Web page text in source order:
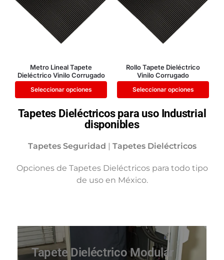
Metro Lineal Tapete
Dieléctrico Vinilo Corrugado
Seleccionar opciones
Rollo Tapete Dieléctrico
Vinilo Corrugado
Seleccionar opciones
Tapetes Dieléctricos para uso Industrial
disponibles
Tapetes Seguridad | Tapetes Dieléctricos
Opciones de Tapetes Dieléctricos para todo tipo
de uso en México.
Tapete Dieléctrico Modular